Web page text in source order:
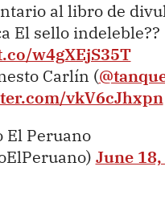
al libro de
El sello indeleble??
w4gXEjS35T
Carlín (
vkV6cJhxpn
El Peruano
June